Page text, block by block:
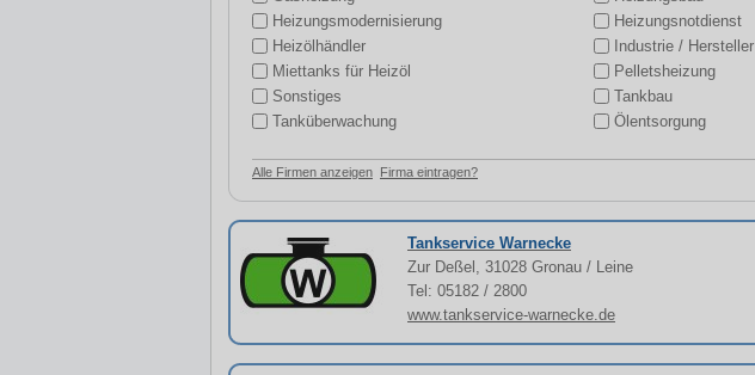
Heizungsmodernisierung
Heizungsnotdienst
Heizölhändler
Industrie / Hersteller
Miettanks für Heizöl
Pelletsheizung
Sonstiges
Tankbau
Tanküberwachung
Ölentsorgung
Alle Firmen anzeigen Firma eintragen?
Tankservice Warnecke
Zur Deßel, 31028 Gronau / Leine
Tel: 05182 / 2800
www.tankservice-warnecke.de